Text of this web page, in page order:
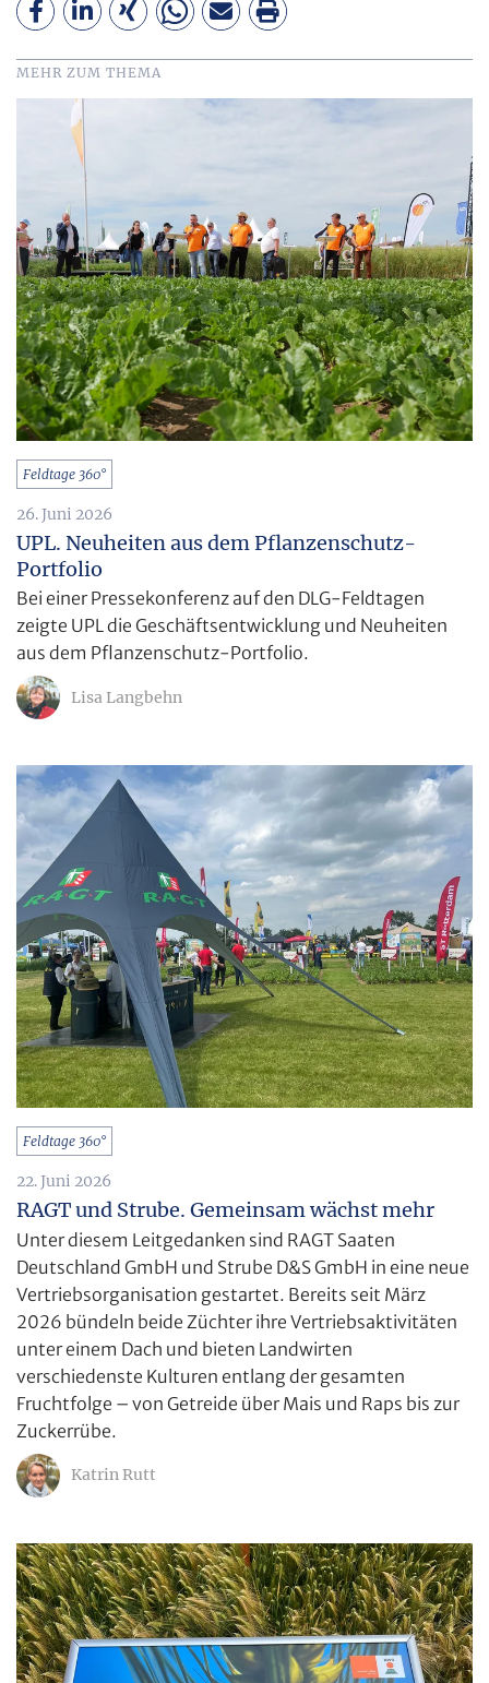
MEHR ZUM THEMA
Feldtage 360°
26. Juni 2026
UPL. Neuheiten aus dem Pflanzenschutz-
Portfolio
Bei einer Pressekonferenz auf den DLG-Feldtagen
zeigte UPL die Geschäftsentwicklung und Neuheiten
aus dem Pflanzenschutz-Portfolio.
Lisa Langbehn
Feldtage 360°
22. Juni 2026
RAGT und Strube. Gemeinsam wächst mehr
Unter diesem Leitgedanken sind RAGT Saaten
Deutschland GmbH und Strube D&S GmbH in eine neue
Vertriebsorganisation gestartet. Bereits seit März
2026 bündeln beide Züchter ihre Vertriebsaktivitäten
unter einem Dach und bieten Landwirten
verschiedenste Kulturen entlang der gesamten
Fruchtfolge – von Getreide über Mais und Raps bis zur
Zuckerrübe.
Katrin Rutt